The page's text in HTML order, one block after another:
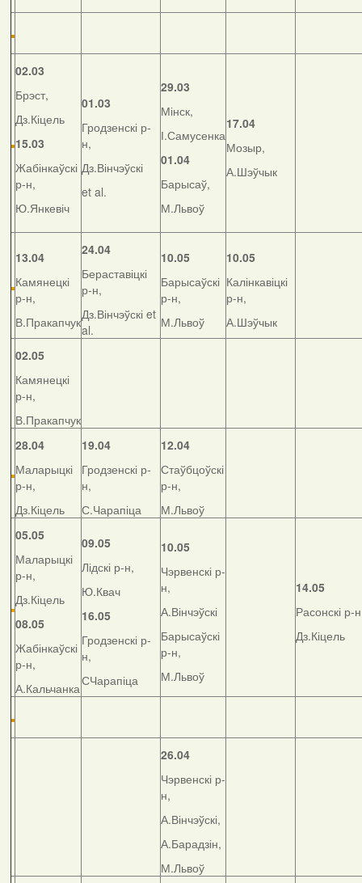
02.03
Брэст,
Дз.Кіцель
15.03
Жабінкаўскі
р-н,
Ю.Янкевіч
01.03
Гродзенскі р-
н,
Дз.Вінчэўскі
et al.
29.03
Мінск,
І.Самусенка
01.04
Барысаў,
М.Львоў
17.04
Мозыр,
А.Шэўчык
13.04
Камянецкі
р-н,
В.Пракапчук
24.04
Бераставіцкі
р-н,
Дз.Вінчэўскі et
al.
10.05
Барысаўскі
р-н,
М.Львоў
10.05
Калінкавіцкі
р-н,
А.Шэўчык
02.05
Камянецкі
р-н,
В.Пракапчук
28.04
Маларыцкі
р-н,
Дз.Кіцель
19.04
Гродзенскі р-
н,
С.Чарапіца
12.04
Стаўбцоўскі
р-н,
М.Львоў
05.05
Маларыцкі
р-н,
Дз.Кіцель
08.05
Жабінкаўскі
р-н,
А.Кальчанка
09.05
Лідскі р-н,
Ю.Квач
16.05
Гродзенскі р-
н,
СЧарапіца
10.05
Чэрвенскі р-
н,
А.Вінчэўскі
Барысаўскі
р-н,
М.Львоў
14.05
Расонскі р-
Дз.Кіцель
26.04
Чэрвенскі р-
н,
А.Вінчэўскі,
А.Барадзін,
М.Львоў